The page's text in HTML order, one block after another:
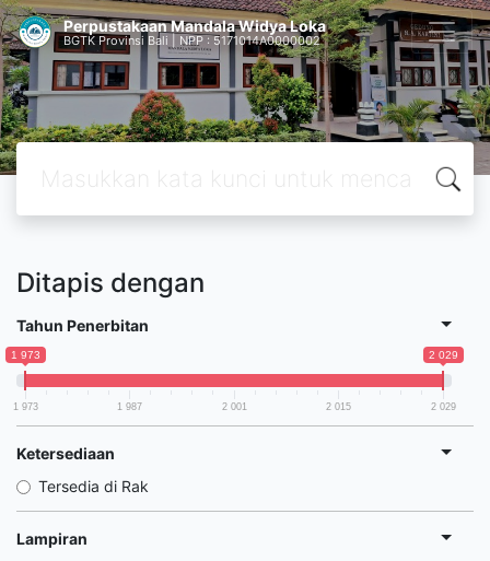
Perpustakaan Mandala Widya Loka
BGTK Provinsi Bali | NPP : 5171014A0000002
Ditapis dengan
Tahun Penerbitan
1 973 2 029
1 973 1 987 2 001 2 015 2 029
Ketersediaan
Tersedia di Rak
Lampiran